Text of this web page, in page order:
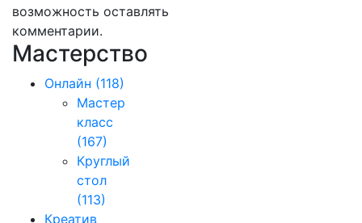
возможность оставлять
комментарии.
Мастерство
Онлайн (118)
Мастер
класс
(167)
Круглый
стол
(113)
Креатив